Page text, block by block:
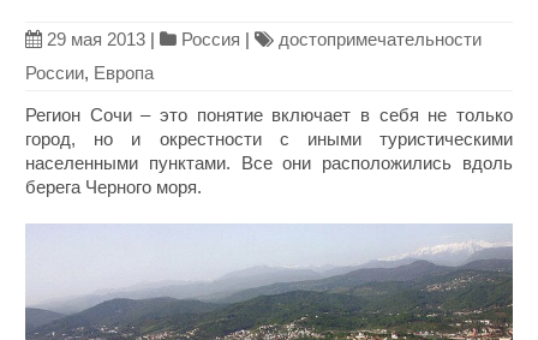
29 мая 2013 | Россия |
достопримечательности
России, Европа
Регион Сочи – это понятие включает в себя не только
город, но и окрестности с иными туристическими
населенными пунктами. Все они расположились вдоль
берега Черного моря.